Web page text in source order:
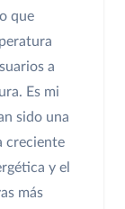
que
a
Es mi
sido una
creciente
y el
más